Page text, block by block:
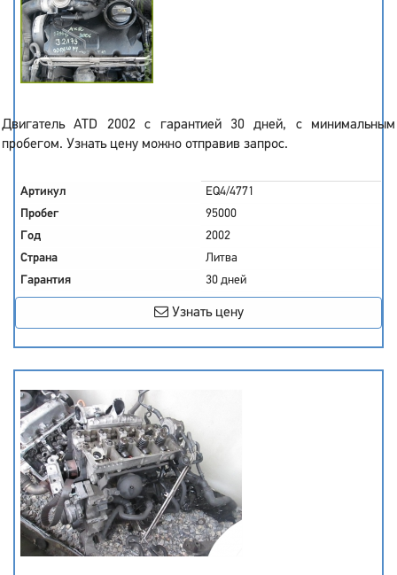
Двигатель ATD 2002 с гарантией 30 дней, с минимальным
пробегом. Узнать цену можно отправив запрос.
Артикул
EQ4/4771
Пробег
95000
Год
2002
Страна
Литва
Гарантия
30 дней
Узнать цену